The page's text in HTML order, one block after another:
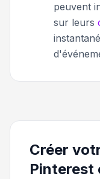
peuvent
sur leurs
Créer
Pinterest